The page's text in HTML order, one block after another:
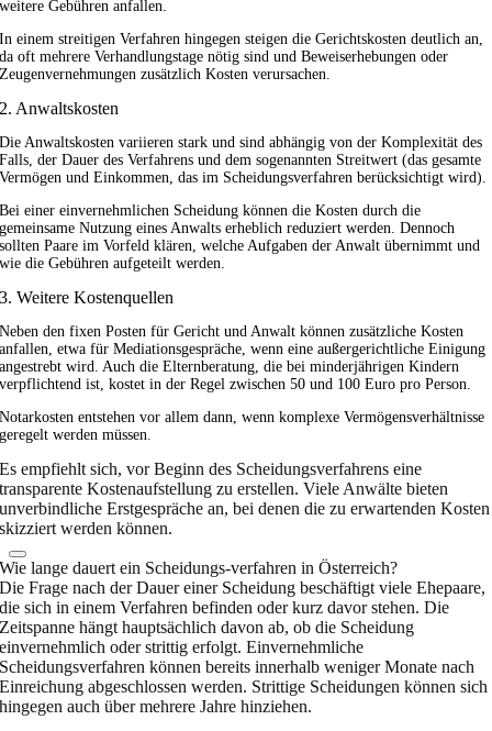
weitere Gebühren anfallen.
In einem streitigen Verfahren hingegen steigen die Gerichtskosten deutlich an,
da oft mehrere Verhandlungstage nötig sind und Beweiserhebungen oder
Zeugenvernehmungen zusätzlich Kosten verursachen.
2. Anwaltskosten
Die Anwaltskosten variieren stark und sind abhängig von der Komplexität des
Falls, der Dauer des Verfahrens und dem sogenannten Streitwert (das gesamte
Vermögen und Einkommen, das im Scheidungsverfahren berücksichtigt wird).
Bei einer einvernehmlichen Scheidung können die Kosten durch die
gemeinsame Nutzung eines Anwalts erheblich reduziert werden. Dennoch
sollten Paare im Vorfeld klären, welche Aufgaben der Anwalt übernimmt und
wie die Gebühren aufgeteilt werden.
3. Weitere Kostenquellen
Neben den fixen Posten für Gericht und Anwalt können zusätzliche Kosten
anfallen, etwa für Mediationsgespräche, wenn eine außergerichtliche Einigung
angestrebt wird. Auch die Elternberatung, die bei minderjährigen Kindern
verpflichtend ist, kostet in der Regel zwischen 50 und 100 Euro pro Person.
Notarkosten entstehen vor allem dann, wenn komplexe Vermögensverhältnisse
geregelt werden müssen.
Es empfiehlt sich, vor Beginn des Scheidungsverfahrens eine
transparente Kostenaufstellung zu erstellen. Viele Anwälte bieten
unverbindliche Erstgespräche an, bei denen die zu erwartenden Kosten
skizziert werden können.
Wie lange dauert ein Scheidungs-verfahren in Österreich?
Die Frage nach der Dauer einer Scheidung beschäftigt viele Ehepaare,
die sich in einem Verfahren befinden oder kurz davor stehen. Die
Zeitspanne hängt hauptsächlich davon ab, ob die Scheidung
einvernehmlich oder strittig erfolgt. Einvernehmliche
Scheidungsverfahren können bereits innerhalb weniger Monate nach
Einreichung abgeschlossen werden. Strittige Scheidungen können sich
hingegen auch über mehrere Jahre hinziehen.